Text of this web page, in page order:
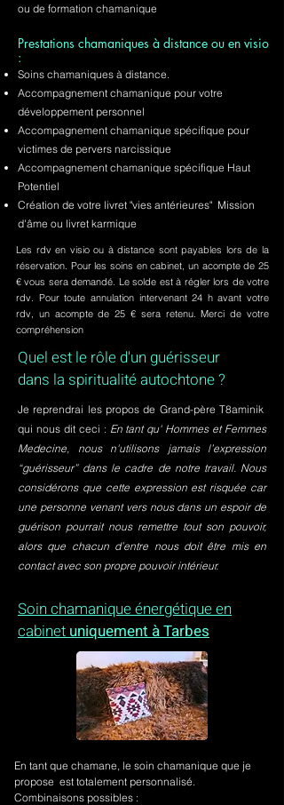
ou de formation chamanique
Prestations chamaniques à distance ou en visio
:
Soins chamaniques à distance.
Accompagnement chamanique pour votre
développement personnel
Accompagnement chamanique spécifique pour
victimes de pervers narcissique
Accompagnement chamanique spécifique Haut
Potentiel
Création de votre livret "vies antérieures" Mission
d'âme ou livret karmique
Les rdv en visio ou à distance sont payables lors de la
réservation. Pour les soins en cabinet, un acompte de 25
€ vous sera demandé. Le solde est à régler lors de votre
rdv. Pour toute annulation intervenant 24 h avant votre
rdv, un acompte de 25 € sera retenu. Merci de votre
compréhension
Quel est le rôle d'un guérisseur
dans la spiritualité autochtone ?
Je reprendrai les propos de Grand-père T8aminik
qui nous dit ceci : En tant qu' Hommes et Femmes
Medecine, nous n'utilisons jamais l’expression
“guérisseur” dans le cadre de notre travail. Nous
considérons que cette expression est risquée car
une personne venant vers nous dans un espoir de
guérison pourrait nous remettre tout son pouvoir,
alors que chacun d’entre nous doit être mis en
contact avec son propre pouvoir intérieur.
Soin chamanique énergétique en
cabinet uniquement à Tarbes
En tant que chamane, le soin chamanique que je
propose est totalement personnalisé.
Combinaisons possibles :